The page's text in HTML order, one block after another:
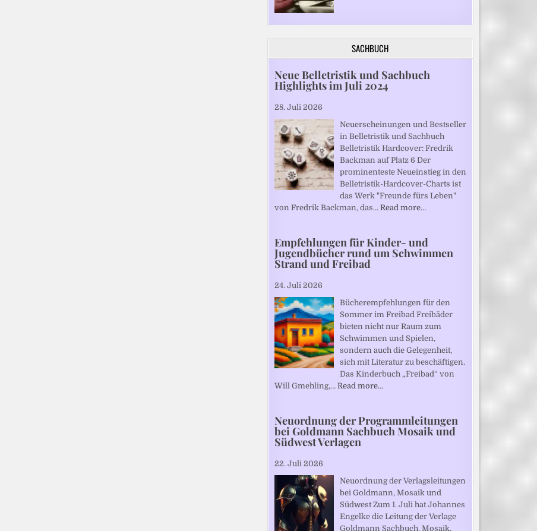
SACHBUCH
Neue Belletristik und Sachbuch
Highlights im Juli 2024
28. Juli 2026
Neuerscheinungen und Bestseller
in Belletristik und Sachbuch
Belletristik Hardcover: Fredrik
Backman auf Platz 6 Der
prominenteste Neueinstieg in den
Belletristik-Hardcover-Charts ist
das Werk "Freunde fürs Leben"
von Fredrik Backman, das… Read more…
Empfehlungen für Kinder- und
Jugendbücher rund um Schwimmen
Strand und Freibad
24. Juli 2026
Bücherempfehlungen für den
Sommer im Freibad Freibäder
bieten nicht nur Raum zum
Schwimmen und Spielen,
sondern auch die Gelegenheit,
sich mit Literatur zu beschäftigen.
Das Kinderbuch „Freibad“ von
Will Gmehling,… Read more…
Neuordnung der Programmleitungen
bei Goldmann Sachbuch Mosaik und
Südwest Verlagen
22. Juli 2026
Neuordnung der Verlagsleitungen
bei Goldmann, Mosaik und
Südwest Zum 1. Juli hat Johannes
Engelke die Leitung der Verlage
Goldmann Sachbuch, Mosaik,